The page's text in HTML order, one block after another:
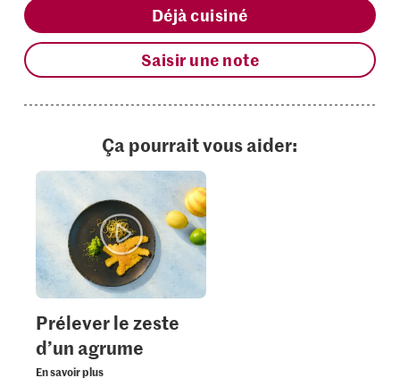
Déjà cuisiné
Saisir une note
Ça pourrait vous aider:
Prélever le zeste
d’un agrume
En savoir plus